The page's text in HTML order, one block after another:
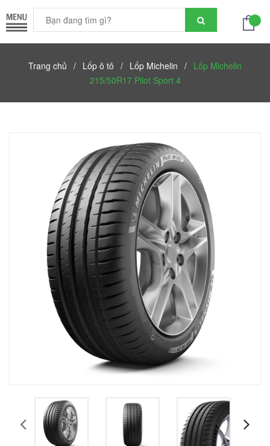
Trang chủ / Lốp ô tô / Lốp Michelin / Lốp Michelin
215/50R17 Pilot Sport 4